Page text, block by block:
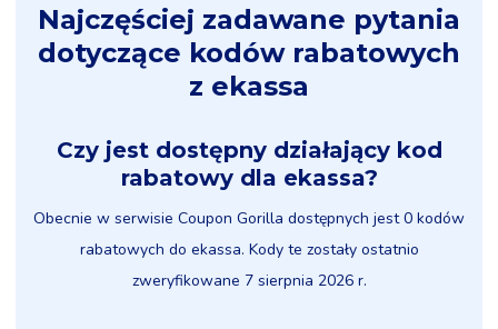
Najczęściej zadawane pytania
dotyczące kodów rabatowych
z ekassa
Czy jest dostępny działający kod
rabatowy dla ekassa?
Obecnie w serwisie Coupon Gorilla dostępnych jest 0 kodów
rabatowych do ekassa. Kody te zostały ostatnio
zweryfikowane 7 sierpnia 2026 r.